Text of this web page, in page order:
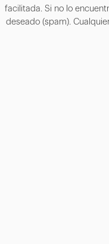
facilitada. Si no lo
deseado (spam).